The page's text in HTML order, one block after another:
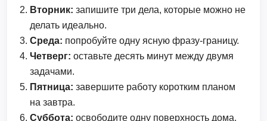
Вторник: запишите три дела, которые можно не
делать идеально.
Среда: попробуйте одну ясную фразу-границу.
Четверг: оставьте десять минут между двумя
задачами.
Пятница: завершите работу коротким планом
на завтра.
Суббота: освободите одну поверхность дома.